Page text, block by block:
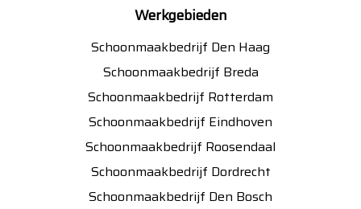
Werkgebieden
Schoonmaakbedrijf Den Haag
Schoonmaakbedrijf Breda
Schoonmaakbedrijf Rotterdam
Schoonmaakbedrijf Eindhoven
Schoonmaakbedrijf Roosendaal
Schoonmaakbedrijf Dordrecht
Schoonmaakbedrijf Den Bosch